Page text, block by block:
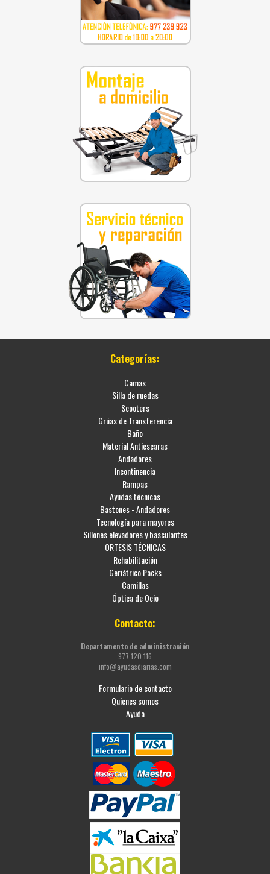
Categorías:
Camas
Silla de ruedas
Scooters
Grúas de Transferencia
Baño
Material Antiescaras
Andadores
Incontinencia
Rampas
Ayudas técnicas
Bastones - Andadores
Tecnología para mayores
Sillones elevadores y basculantes
ORTESIS TÉCNICAS
Rehabilitación
Geriátrico Packs
Camillas
Óptica de Ocio
Contacto:
Departamento de administración
977 120 116
info@ayudasdiarias.com
Formulario de contacto
Quienes somos
Ayuda